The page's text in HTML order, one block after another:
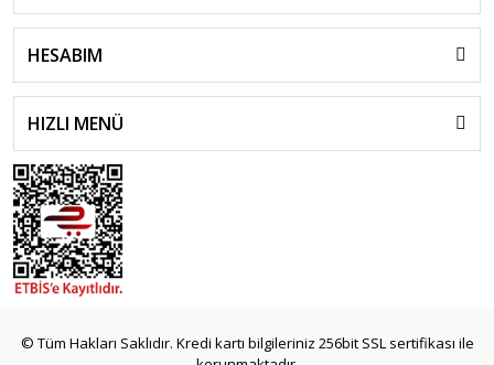
HESABIM
HIZLI MENÜ
© Tüm Hakları Saklıdır. Kredi kartı bilgileriniz 256bit SSL sertifikası ile